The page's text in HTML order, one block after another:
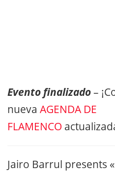
Evento finalizado–
nueva AGENDA DE
FLAMENCO
Jairo Barrul presents